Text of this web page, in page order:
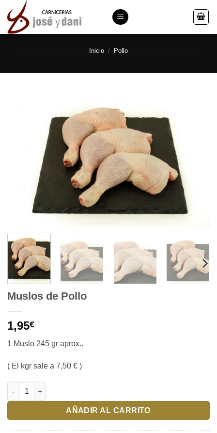
contenido
Inicio / Pollo
Muslos de Pollo
1,95€
1 Muslo 245 gr aprox..
( El kgr sale a 7,50 € )
Muslos de Pollo cantidad
AÑADIR AL CARRITO